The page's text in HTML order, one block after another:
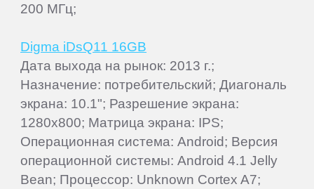
200 МГц;
Digma iDsQ11 16GB
Дата выхода на рынок: 2013 г.;
Назначение: потребительский; Диагональ
экрана: 10.1"; Разрешение экрана:
1280x800; Матрица экрана: IPS;
Операционная система: Android; Версия
операционной системы: Android 4.1 Jelly
Bean; Процессор: Unknown Cortex A7;